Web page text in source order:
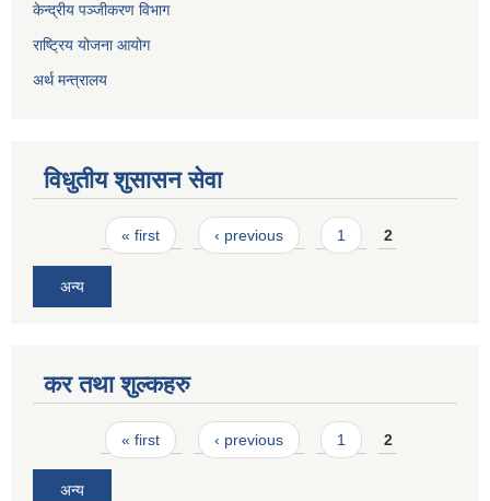
केन्द्रीय पञ्जीकरण विभाग
राष्ट्रिय योजना आयोग
अर्थ मन्त्रालय
विधुतीय शुसासन सेवा
Pages« first ‹ previous 1 2
अन्य
कर तथा शुल्कहरु
Pages« first ‹ previous 1 2
अन्य